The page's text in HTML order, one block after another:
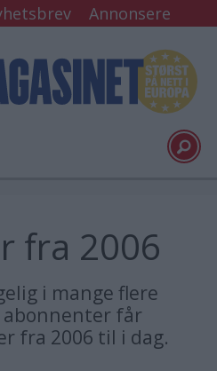
Annonsere
fra 2006
i mange flere
abonnenter får
fra 2006 til i dag.